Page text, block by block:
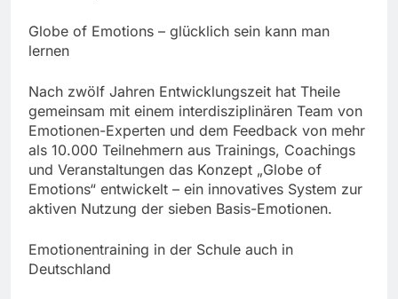
Globe of Emotions – glücklich sein kann man
lernen
Nach zwölf Jahren Entwicklungszeit hat Theile
gemeinsam mit einem interdisziplinären Team von
Emotionen-Experten und dem Feedback von mehr
als 10.000 Teilnehmern aus Trainings, Coachings
und Veranstaltungen das Konzept „Globe of
Emotions“ entwickelt – ein innovatives System zur
aktiven Nutzung der sieben Basis-Emotionen.
Emotionentraining in der Schule auch in
Deutschland